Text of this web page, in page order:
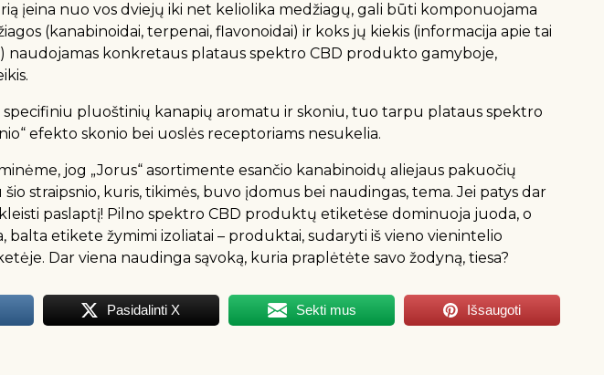
įeina nuo vos dviejų iki net keliolika medžiagų, gali būti komponuojama
(kanabinoidai, terpenai, flavonoidai) ir koks jų kiekis (informacija apie tai
konkretaus plataus spektro CBD produkto gamyboje,
specifiniu pluoštinių kanapių aromatu ir skoniu, tuo tarpu plataus spektro
efekto skonio bei uoslės receptoriams nesukelia.
jog „Jorus“ asortimente esančio kanabinoidų aliejaus pakuočių
straipsnio, kuris, tikimės, buvo įdomus bei naudingas, tema. Jei patys dar
paslaptį! Pilno spektro CBD produktų etiketėse dominuoja juoda, o
balta etikete žymimi izoliatai – produktai, sudaryti iš vieno vienintelio
Dar viena naudinga sąvoką, kuria praplėtėte savo žodyną, tiesa?
Pasidalinti X Sekti mus Išsaugoti